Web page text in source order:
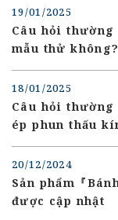
19/01/2025
Câu hỏi
mẫu thử
18/01/2025
Câu hỏi thường
ép phun thấu
20/12/2024
Sản phẩm『
được cập nhật